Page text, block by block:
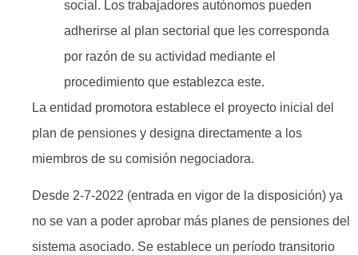
social. Los trabajadores autónomos pueden
adherirse al plan sectorial que les corresponda
por razón de su actividad mediante el
procedimiento que establezca este.
La entidad promotora establece el proyecto inicial del
plan de pensiones y designa directamente a los
miembros de su comisión negociadora.
Desde 2-7-2022 (entrada en vigor de la disposición) ya
no se van a poder aprobar más planes de pensiones del
sistema asociado. Se establece un período transitorio